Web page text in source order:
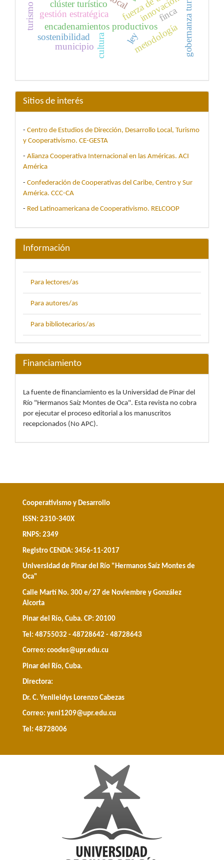
clúster turístico
encadenamientos productivos gobernanza turística
metodología
gestión estratégica
cultura
sostenibilidad
innovación
municipio
ley
finca
Sitios de interés
- Centro de Estudios de Dirección, Desarrollo Local, Turismo
y Cooperativismo. CE-GESTA
- Alianza Cooperativa Internacional en las Américas. ACI
América
- Confederación de Cooperativas del Caribe, Centro y Sur
América. CCC-CA
- Red Latinoamericana de Cooperativismo. RELCOOP
Información
Para lectores/as
Para autores/as
Para bibliotecarios/as
Financiamiento
La fuente de financiamiento es la Universidad de Pinar del
Río "Hermanos Saíz Montes de Oca". Esta revista no cobra
por ejecutar el proceso editorial a los manuscritos
recepcionados (No APC).
Cooperativismo y Desarrollo
ISSN: 2310-340X
RNPS: 2349
Registro CENDA: 3456-11-2017
Universidad de Pinar del Río "Hermanos Saíz Montes de
Oca"
Calle Martí No. 300 e/ 27 de Noviembre y González
Alcorta
Pinar del Río, Cuba. CP: 20100
Tel: 48755032 - 48728642 - 48728643
Correo: coodes@upr.edu.cu
Pinar del Río, Cuba.
Directora:
Dr. C. Yenileidys Lorenzo Cabezas
Correo: yeni1209@upr.edu.cu
Tel: 48728006